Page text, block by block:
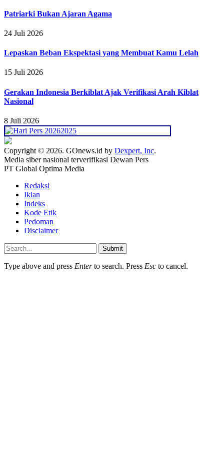
Patriarki Bukan Ajaran Agama
24 Juli 2026
Lepaskan Beban Ekspektasi yang Membuat Kamu Lelah
15 Juli 2026
Gerakan Indonesia Berkiblat Ajak Verifikasi Arah Kiblat
Nasional
8 Juli 2026
Copyright © 2026. GOnews.id by Dexpert, Inc.
Media siber nasional terverifikasi Dewan Pers
PT Global Optima Media
Redaksi
Iklan
Indeks
Kode Etik
Pedoman
Disclaimer
Submit
Type above and press Enterto search. Press Esc to cancel.